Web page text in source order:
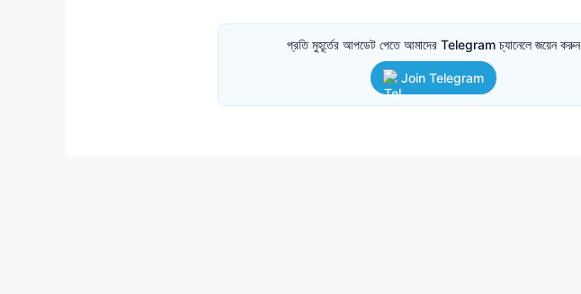
প্রতি মুহূর্তের আপডেট পেতে আমাদের Telegram চ্যানেলে জয়েন করুন
Join Telegram